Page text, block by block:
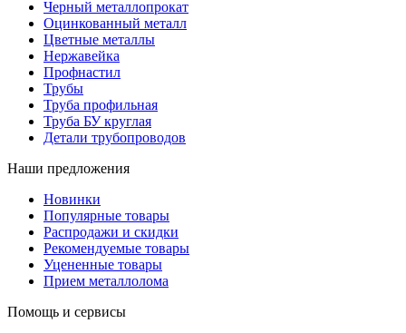
Черный металлопрокат
Оцинкованный металл
Цветные металлы
Нержавейка
Профнастил
Трубы
Труба профильная
Труба БУ круглая
Детали трубопроводов
Наши предложения
Новинки
Популярные товары
Распродажи и скидки
Рекомендуемые товары
Уцененные товары
Прием металлолома
Помощь и сервисы